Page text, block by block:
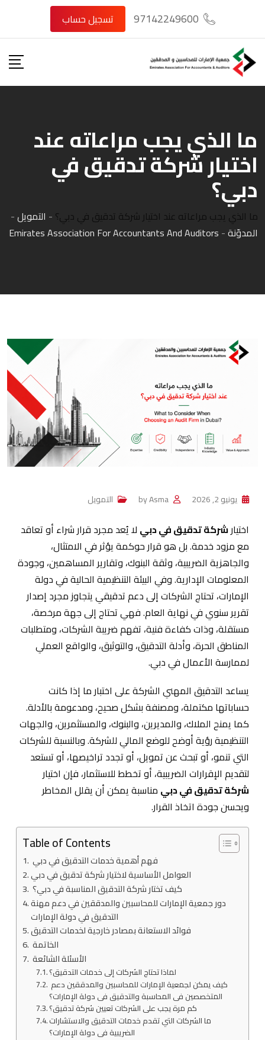
content
97142249600 تسجيل حساب
ما الذي يجب مراعاته عند
اختيار شركة تدقيق في
دبي؟
ما الذي يجب مراعاته عند اختيار شركة تدقيق في دبي؟ - التمويل-
المدوّنة-
Emirates Association For Accountants And Auditors
يونيو 2, 2026 byAsma التمويل
اختيارشركة تدقيق في دبي لا يُعد مجرد قرار شراء أو تعاقد
مع مزود خدمة. بل هو قرار حوكمة يؤثر في الامتثال،
والجاهزية الضريبية، وثقة البنوك، وتقارير المساهمين، وجودة
المعلومات الإدارية. وفي البيئة التنظيمية الحالية في دولة
الإمارات، تحتاج الشركات إلى دعم تدقيقي يتجاوز مجرد إصدار
تقرير سنوي في نهاية العام. فهي تحتاج إلى جهة مرخصة،
مستقلة، وذات كفاءة فنية، تفهم ضريبة الشركات، ومتطلبات
المناطق الحرة، وأدلة التدقيق، والتوثيق، والواقع العملي
لممارسة الأعمال في دبي.
يساعد التدقيق المهني الشركة على اختبار ما إذا كانت
حساباتها مكتملة، ومصنفة بشكل صحيح، ومدعومة بالأدلة.
كما يمنح الملاك، والمديرين، والبنوك، والمستثمرين، والجهات
التنظيمية رؤية أوضح للوضع المالي للشركة. وبالنسبة للشركات
التي تنمو، أو تبحث عن تمويل، أو تجدد تراخيصها، أو تستعد
لتقديم الإقرارات الضريبية، أو تخطط للاستثمار، فإن اختيار
شركة تدقيق في دبي مناسبة يمكن أن يقلل المخاطر
ويحسن جودة اتخاذ القرار.
Table of Contents
فهم أهمية خدمات التدقيق في دبي
العوامل الأساسية لاختيار شركة تدقيق في دبي
كيف تختار شركة التدقيق المناسبة في دبي؟
دور جمعية الإمارات للمحاسبين والمدققين في دعم مهنة
التدقيق في دولة الإمارات
فوائد الاستعانة بمصادر خارجية لخدمات التدقيق
الخاتمة
الأسئلة الشائعة
لماذا تحتاج الشركات إلى خدمات التدقيق؟
المتخصصين في المحاسبة والتدقيق في دولة الإمارات؟
كم مرة يجب على الشركات تعيين شركة تدقيق؟
ما الشركات التي تقدم خدمات التدقيق والاستشارات
الضريبية في دولة الإمارات؟